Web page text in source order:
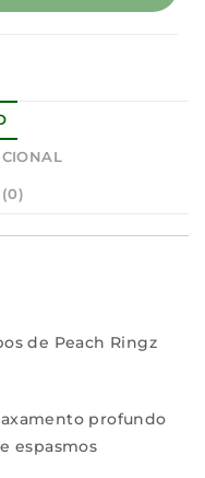
(0)
de Peach Ringz
profundo
espasmos